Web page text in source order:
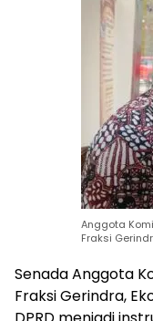
Anggota
Fraksi
Senada Anggota
Fraksi Gerindra,